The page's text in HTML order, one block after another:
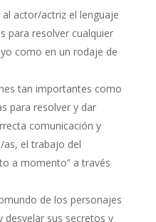
actor/actriz el lenguaje
para resolver cualquier
como en un rodaje de
tan importantes como
para resolver y dar
comunicación y
el trabajo del
a momento” a través
de los personajes
desvelar sus secretos y